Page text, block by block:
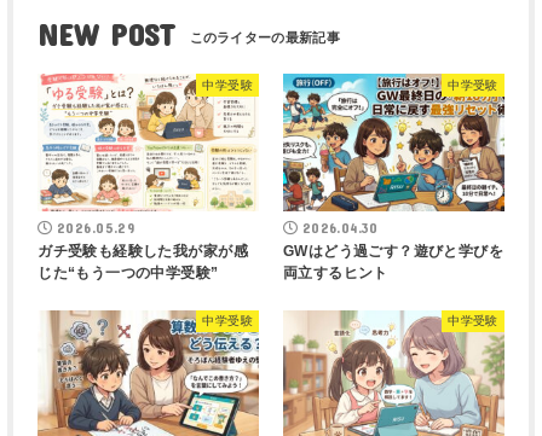
NEW POST
中学受験
2026.05.29
ガチ受験も経験した我が家が感
じた“もう一つの中学受験”
中学受験
2026.04.30
GWはどう過ごす？遊びと学びを
両立するヒント
中学受験 中学受験